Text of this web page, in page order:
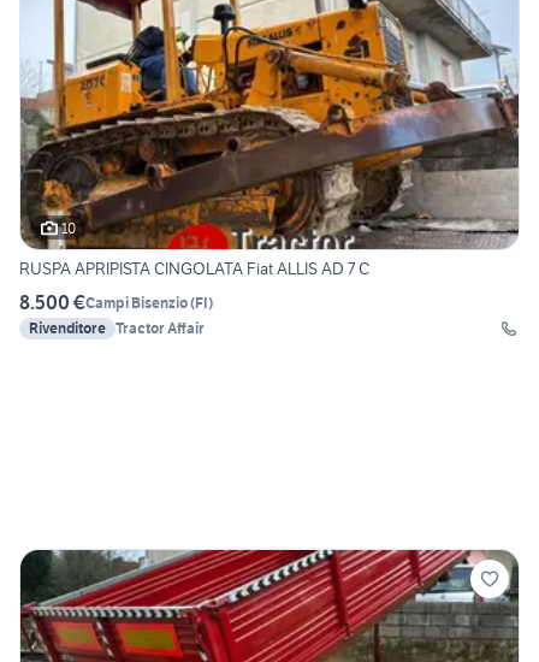
10
RUSPA APRIPISTA CINGOLATA Fiat ALLIS AD 7 C
8.500 €Campi Bisenzio(FI)
Rivenditore Tractor Affair